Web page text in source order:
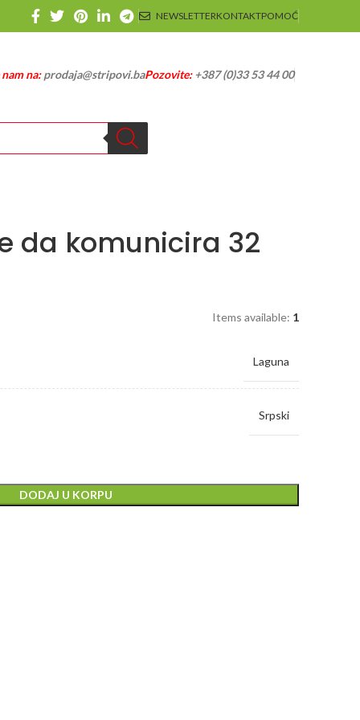
NEWSLETTERKONTAKTPOMOĆ
na:prodaja@stripovi.baPozovite:+387 (0)33 53 44 00
da komunicira 32
Items available: 1
Laguna
Srpski
DODAJ U KORPU